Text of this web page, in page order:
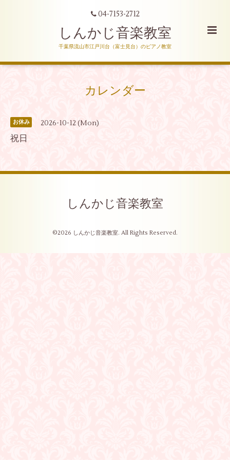
04-7153-2712
しんかじ音楽教室
千葉県流山市江戸川台（富士見台）のピアノ教室
カレンダー
お休み 2026-10-12 (Mon)
祝日
しんかじ音楽教室
©2026 しんかじ音楽教室. All Rights Reserved.